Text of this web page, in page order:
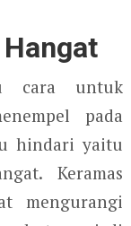
cara untuk
pada
hindari yaitu
Keramas
mengurangi